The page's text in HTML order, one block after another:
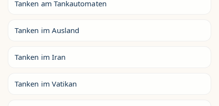
Tanken am Tankautomaten
Tanken im Ausland
Tanken im Iran
Tanken im Vatikan